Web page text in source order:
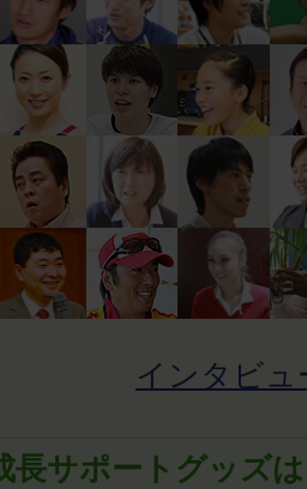
インタビュ
長サポートグッズ